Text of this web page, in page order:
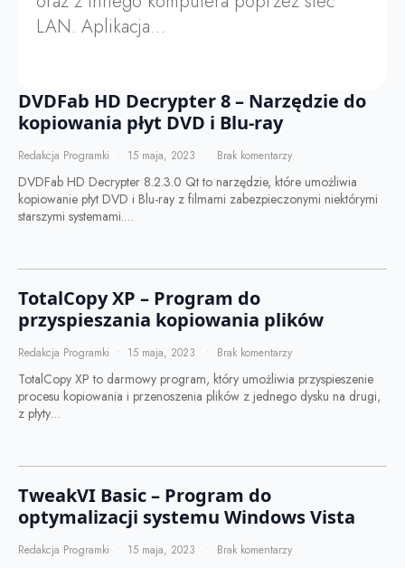
LAN. Aplikacja…
DVDFab HD Decrypter 8 – Narzędzie do
kopiowania płyt DVD i Blu-ray
Redakcja Programki 15 maja, 2023 Brak komentarzy
DVDFab HD Decrypter 8.2.3.0 Qt to narzędzie, które umożliwia
kopiowanie płyt DVD i Blu-ray z filmami zabezpieczonymi niektórymi
starszymi systemami.…
TotalCopy XP – Program do
przyspieszania kopiowania plików
Redakcja Programki 15 maja, 2023 Brak komentarzy
TotalCopy XP to darmowy program, który umożliwia przyspieszenie
procesu kopiowania i przenoszenia plików z jednego dysku na drugi,
z płyty…
TweakVI Basic – Program do
optymalizacji systemu Windows Vista
Redakcja Programki 15 maja, 2023 Brak komentarzy